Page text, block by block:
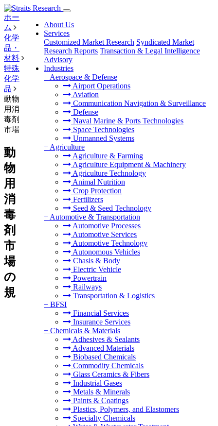
About Us
Services
Customized Market Research Syndicated Market
Research Reports Transaction & Legal Intelligence
Advisory
Industries
+ Aerospace & Defense
Airport Operations
Aviation
Communication Navigation & Surveillance
Defense
Naval Marine & Ports Technologies
Space Technologies
Unmanned Systems
+ Agriculture
Agriculture & Farming
Agriculture Equipment & Machinery
Agriculture Technology
Animal Nutrition
Crop Protection
Fertilizers
Seed & Seed Technology
+ Automotive & Transportation
Automotive Processes
Automotive Services
Automotive Technology
Autonomous Vehicles
Chasis & Body
Electric Vehicle
Powertrain
Railways
Transportation & Logistics
+ BFSI
Financial Services
Insurance Services
+ Chemicals & Materials
Adhesives & Sealants
Advanced Materials
Biobased Chemicals
Commodity Chemicals
Glass Ceramics & Fibers
Industrial Gases
Metals & Minerals
Paints & Coatings
Plastics, Polymers, and Elastomers
Specialty Chemicals
ホー
ム
化学
品・
材料
特殊
化学
品
動物
用消
毒剤
市場
動
物
用
消
毒
剤
市
場
の
規